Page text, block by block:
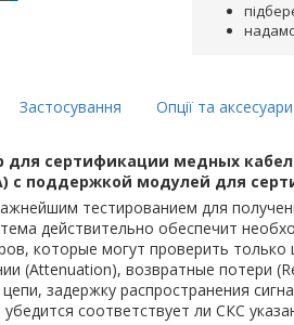
Застосування Опції та аксесуари
для сертификации медных
с поддержкой модулей для
тестированием для
действительно обеспечит
которые могут проверить
(Attenuation), возвратные потери
цепи, задержку распространения
соответствует ли СКС